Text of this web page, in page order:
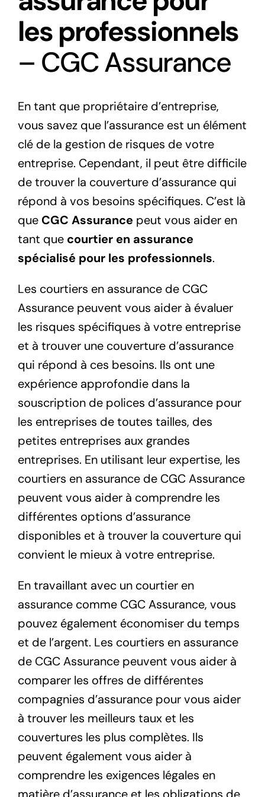
les professionnels
– CGC Assurance
En tant que propriétaire d’entreprise,
vous savez que l’assurance est un élément
clé de la gestion de risques de votre
entreprise. Cependant, il peut être difficile
de trouver la couverture d’assurance qui
répond à vos besoins spécifiques. C’est là
que CGC Assurance peut vous aider en
tant que courtier en assurance
spécialisé pour les professionnels.
Les courtiers en assurance de CGC
Assurance peuvent vous aider à évaluer
les risques spécifiques à votre entreprise
et à trouver une couverture d’assurance
qui répond à ces besoins. Ils ont une
expérience approfondie dans la
souscription de polices d’assurance pour
les entreprises de toutes tailles, des
petites entreprises aux grandes
entreprises. En utilisant leur expertise, les
courtiers en assurance de CGC Assurance
peuvent vous aider à comprendre les
différentes options d’assurance
disponibles et à trouver la couverture qui
convient le mieux à votre entreprise.
En travaillant avec un courtier en
assurance comme CGC Assurance, vous
pouvez également économiser du temps
et de l’argent. Les courtiers en assurance
de CGC Assurance peuvent vous aider à
comparer les offres de différentes
compagnies d’assurance pour vous aider
à trouver les meilleurs taux et les
couvertures les plus complètes. Ils
peuvent également vous aider à
comprendre les exigences légales en
matière d’assurance et les obligations de